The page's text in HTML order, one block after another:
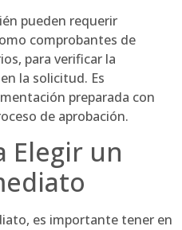
pueden requerir
comprobantes de
para verificar la
la solicitud. Es
preparada con
de aprobación.
Elegir un
es importante tener en